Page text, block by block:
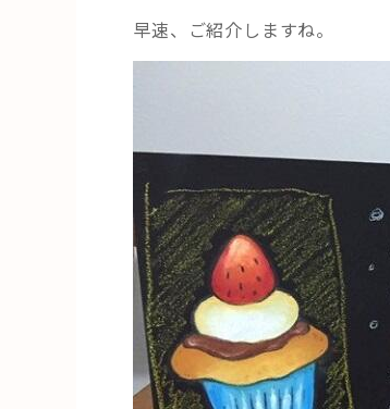
早速、ご紹介しますね。